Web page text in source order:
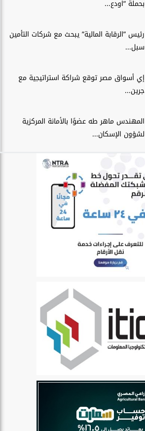
بحملة “اودع...
رئيس ”الرقابة المالية” يبحث مع شركات التأمين
سبل...
إي أسواق مصر توقع شراكة استراتيجية مع
جرين...
المهندس ماهر طه عضوًا بالأمانة المركزية
لشؤون الإسكان...